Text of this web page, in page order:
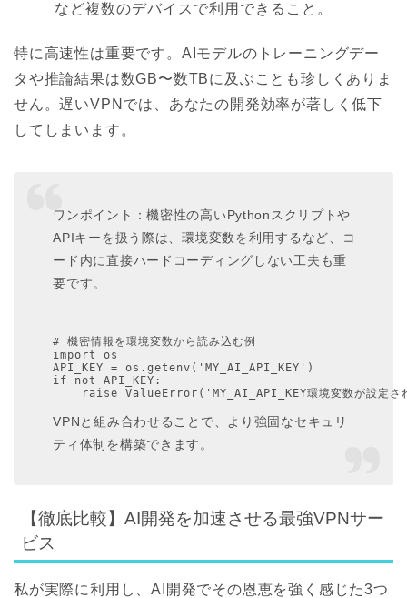
など複数のデバイスで利用できること。
特に高速性は重要です。AIモデルのトレーニングデー
タや推論結果は数GB〜数TBに及ぶことも珍しくありま
せん。遅いVPNでは、あなたの開発効率が著しく低下
してしまいます。
ワンポイント：機密性の高いPythonスクリプトや
APIキーを扱う際は、環境変数を利用するなど、コ
ード内に直接ハードコーディングしない工夫も重
要です。
# 機密情報を環境変数から読み込む例
import os
API_KEY = os.getenv('MY_AI_API_KEY')
if not API_KEY:
raise ValueError('MY_AI_API_KEY環境変数が設定さ
VPNと組み合わせることで、より強固なセキュリ
ティ体制を構築できます。
【徹底比較】AI開発を加速させる最強VPNサー
ビス
私が実際に利用し、AI開発でその恩恵を強く感じた3つ